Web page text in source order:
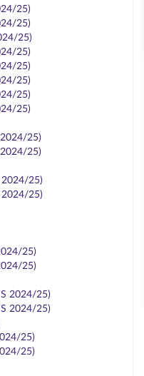
25)
25)
25)
25)
25)
25)
25)
25)
25)
25)
2024/25)
2024/25)
25)
25)
2024/25)
2024/25)
25)
25)